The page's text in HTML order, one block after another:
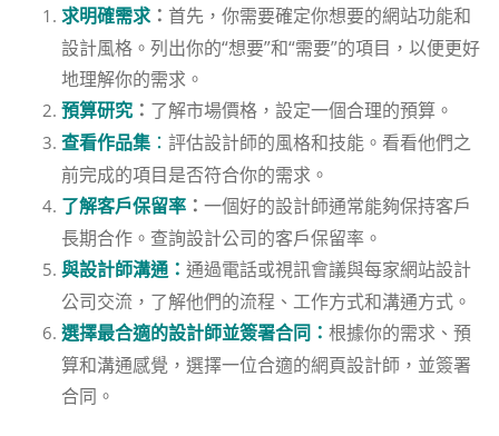
求明確需求 ： 首先，你需要確定你想要的網站功能和
設計風格。列出你的“想要”和“需要”的項目，以便更好
地理解你的需求。
預算研究 ： 了解市場價格，設定一個合理的預算。
查看作品集 ： 評估設計師的風格和技能。看看他們之
前完成的項目是否符合你的需求。
了解客戶保留率 ： 一個好的設計師通常能夠保持客戶
長期合作。查詢設計公司的客戶保留率。
與設計師溝通： 通過電話或視訊會議與每家網站設計
公司交流，了解他們的流程、工作方式和溝通方式。
選擇最合適的設計師並簽署合同： 根據你的需求、預
算和溝通感覺，選擇一位合適的網頁設計師，並簽署
合同。